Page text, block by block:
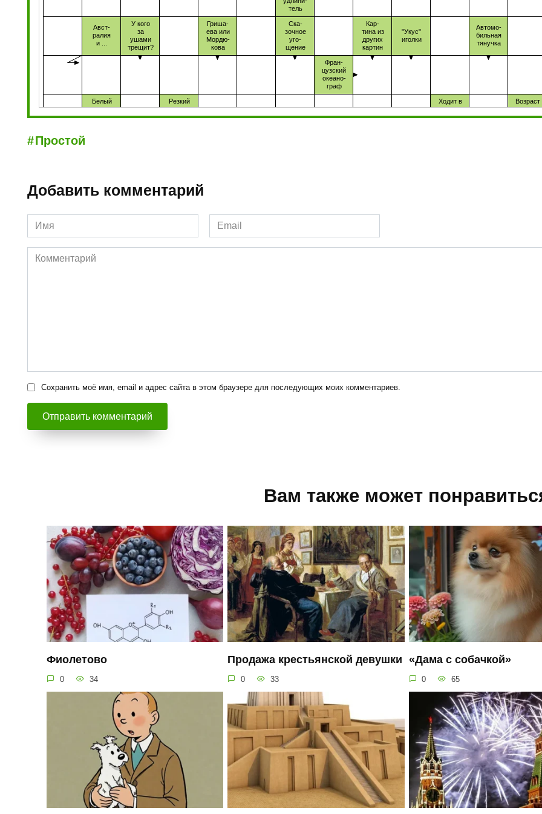
Простой
Добавить комментарий
Имя
*
Email
*
Комментарий
Сохранить моё имя, email и адрес сайта в этом браузере для последующих моих комментариев.
Вам также может
Фиолетово
0 34
Продажа крестьянской девушки
0 33
«Дама с собачкой»
0 65